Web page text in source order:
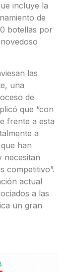
incluye la
de
botellas por
las
una
de
que “con
frente a esta
a
han
necesitan
competitivo”.
actual
a las
un gran